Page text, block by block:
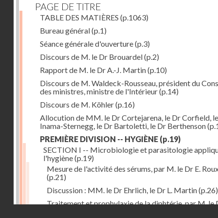
PAGE DE TITRE
TABLE DES MATIÈRES (p.1063)
Bureau général(p.1)
Séance générale d'ouverture(p.3)
Discours de M. le Dr Brouardel(p.2)
Rapport de M. le Dr A.-J. Martin(p.10)
Discours de M. Waldeck-Rousseau, président du
des ministres, ministre de l'Intérieur(p.14)
Discours de M. Köhler(p.16)
Allocution de MM. le Dr Cortejarena, le Dr Corfield,
Inama-Sternegg, le Dr Bartoletti, le Dr Berthenson
PREMIÈRE DIVISION -- HYGIÈNE (p.19)
SECTION I -- Microbiologie et parasitologie
l'hygiène(p.19)
Mesure de l'activité des sérums, par M. le Dr E.
(p.21)
Discussion : MM. le Dr Ehrlich, le Dr L. Martin(p.26)
Traitement et prophylaxie de la diphtérie, par M. le